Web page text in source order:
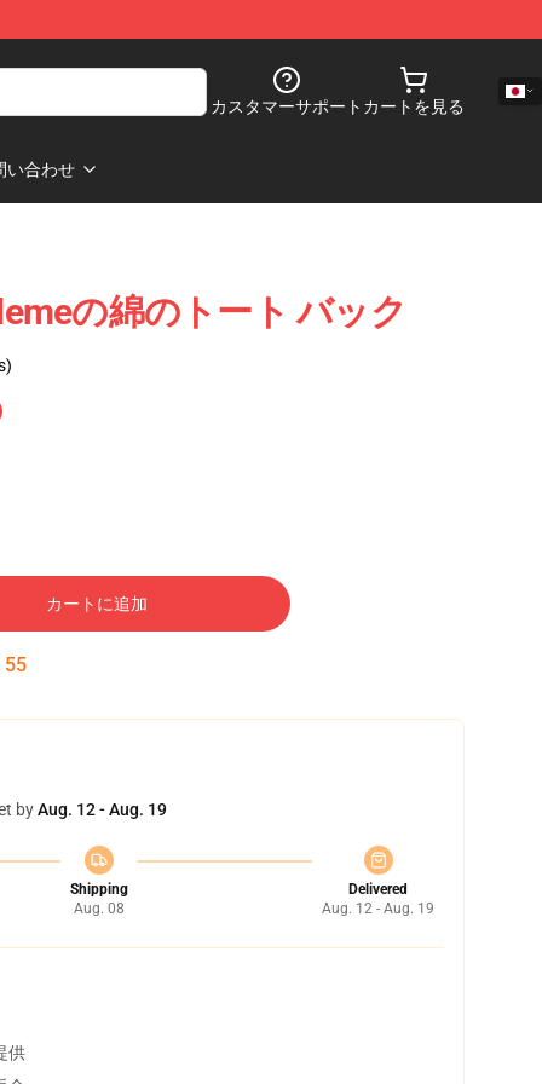
カスタマーサポート カートを見る
い合わせ
の綿のトート バック
カートに追加
54
byAug. 12 - Aug. 19
Shipping
Aug. 08
Delivered
Aug. 12 - Aug. 19
供